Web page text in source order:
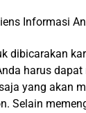
Informasi
dibicarakan
harus dapat
yang akan
Selain